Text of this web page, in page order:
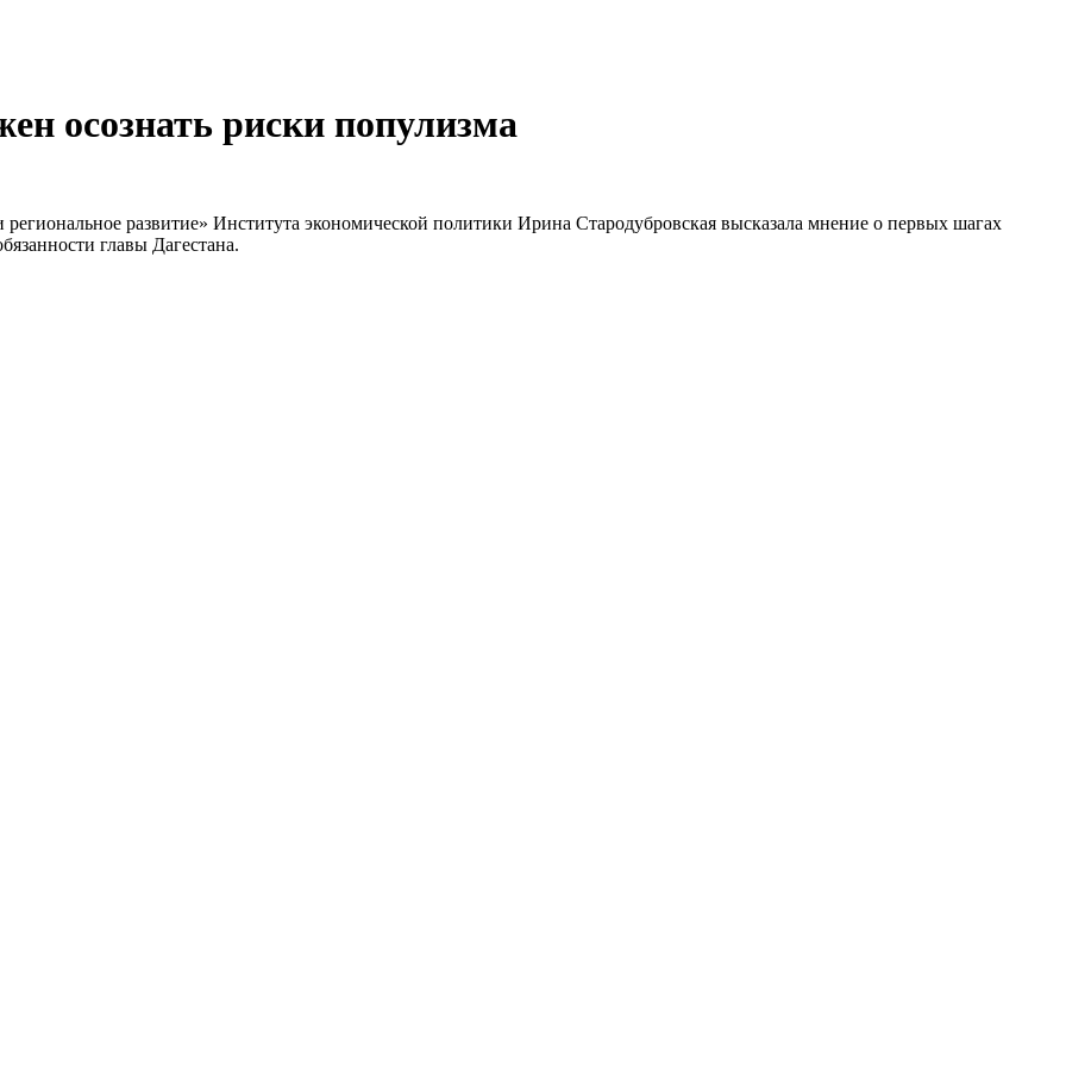
осознать риски популизма
развитие» Института экономической политики Ирина Стародубровская высказала мнение о первых шагах
главы Дагестана.